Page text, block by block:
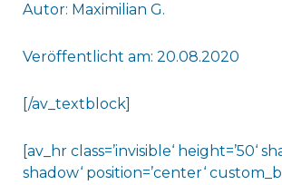
Autor: Maximilian G.
Veröffentlicht am: 20.08.2020
[/av_textblock]
[av_hr class=’invisible‘ height=’50‘
shadow‘ position=’center‘